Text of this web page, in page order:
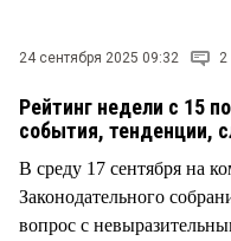
24 сентября 2025 09:32 2
Рейтинг недели с 15
события, тенденции,
В среду 17 сентября на
Законодательного
вопрос с